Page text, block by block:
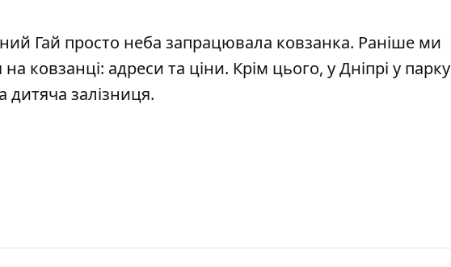
Гай просто неба запрацювала ковзанка. Раніше ми
на ковзанці: адреси та ціни. Крім цього, у Дніпрі у парку
залізниця.